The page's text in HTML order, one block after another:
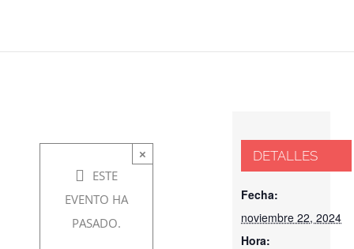
×
ESTE
EVENTO HA
PASADO.
noviembre
22, 2024 @
7:00 pm
9:00 pm
DETALLES
Fecha:
noviembre 22, 2024
Hora: